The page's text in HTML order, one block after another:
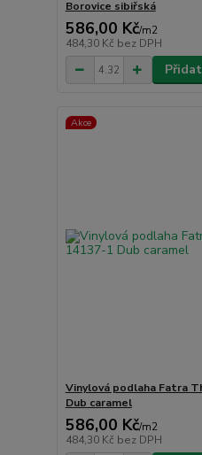
Borovice sibiřská
586,00 Kč/m2
484,30 Kč bez DPH
Akce
Vinylová podlaha Fatra
Dub caramel
586,00 Kč/m2
484,30 Kč bez DPH